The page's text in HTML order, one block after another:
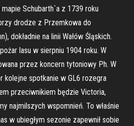
Schubarth`a z 1739 roku
drodze z Przemkowa do
dokładnie na linii Wałów Śląskich.
lasu w sierpniu 1904 roku. W
przez koncern tytoniowy Ph. W
kolejne spotkanie w GL6 rozegra
przeciwnikiem będzie Victoria,
najmilszych wspomnień. To właśnie
w ubiegłym sezonie zapewnił sobie